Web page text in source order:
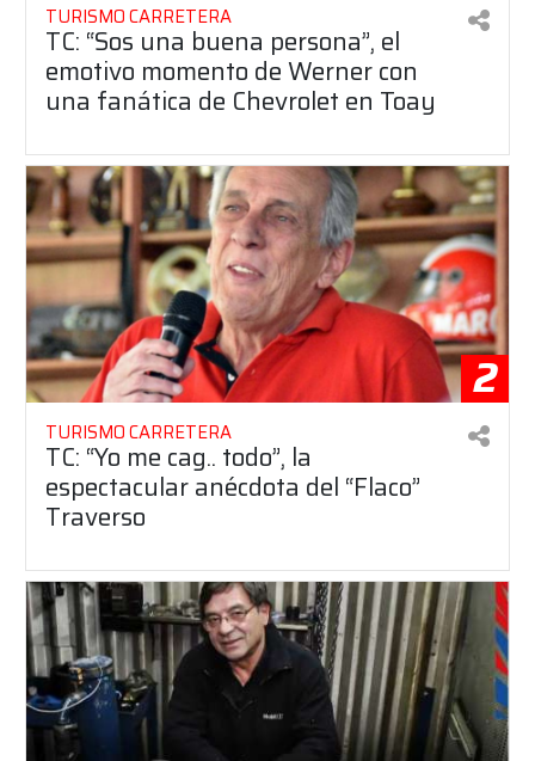
TURISMO CARRETERA
TC: “Sos una buena persona”, el
emotivo momento de Werner con
una fanática de Chevrolet en Toay
2
TURISMO CARRETERA
TC: “Yo me cag.. todo”, la
espectacular anécdota del “Flaco”
Traverso